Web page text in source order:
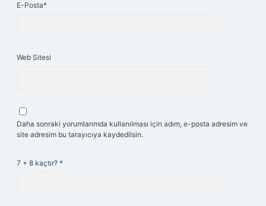
E-Posta*
Web Sitesi
Daha sonraki yorumlarımda kullanılması için adım, e-posta adresim ve
site adresim bu tarayıcıya kaydedilsin.
7 + 8 kaçtır? *